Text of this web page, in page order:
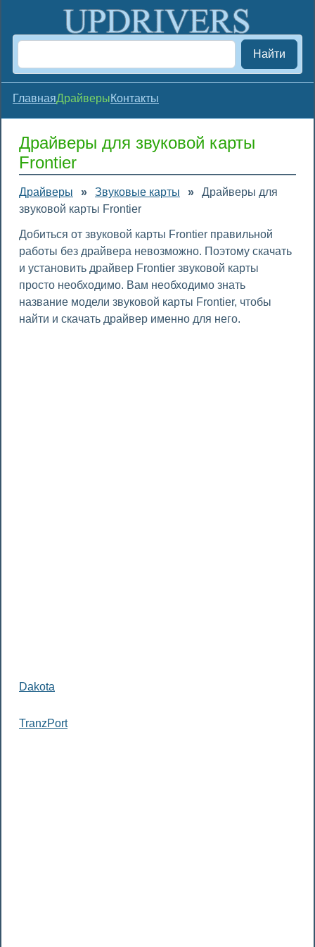
Найти
ГлавнаяДрайверыКонтакты
Драйверы для звуковой карты
Frontier
Драйверы » Звуковые карты »
Драйверы для
звуковой карты Frontier
Добиться от звуковой карты Frontier правильной
работы без драйвера невозможно. Поэтому скачать
и установить драйвер Frontier звуковой карты
просто необходимо. Вам необходимо знать
название модели звуковой карты Frontier, чтобы
найти и скачать драйвер именно для него.
Dakota
TranzPort